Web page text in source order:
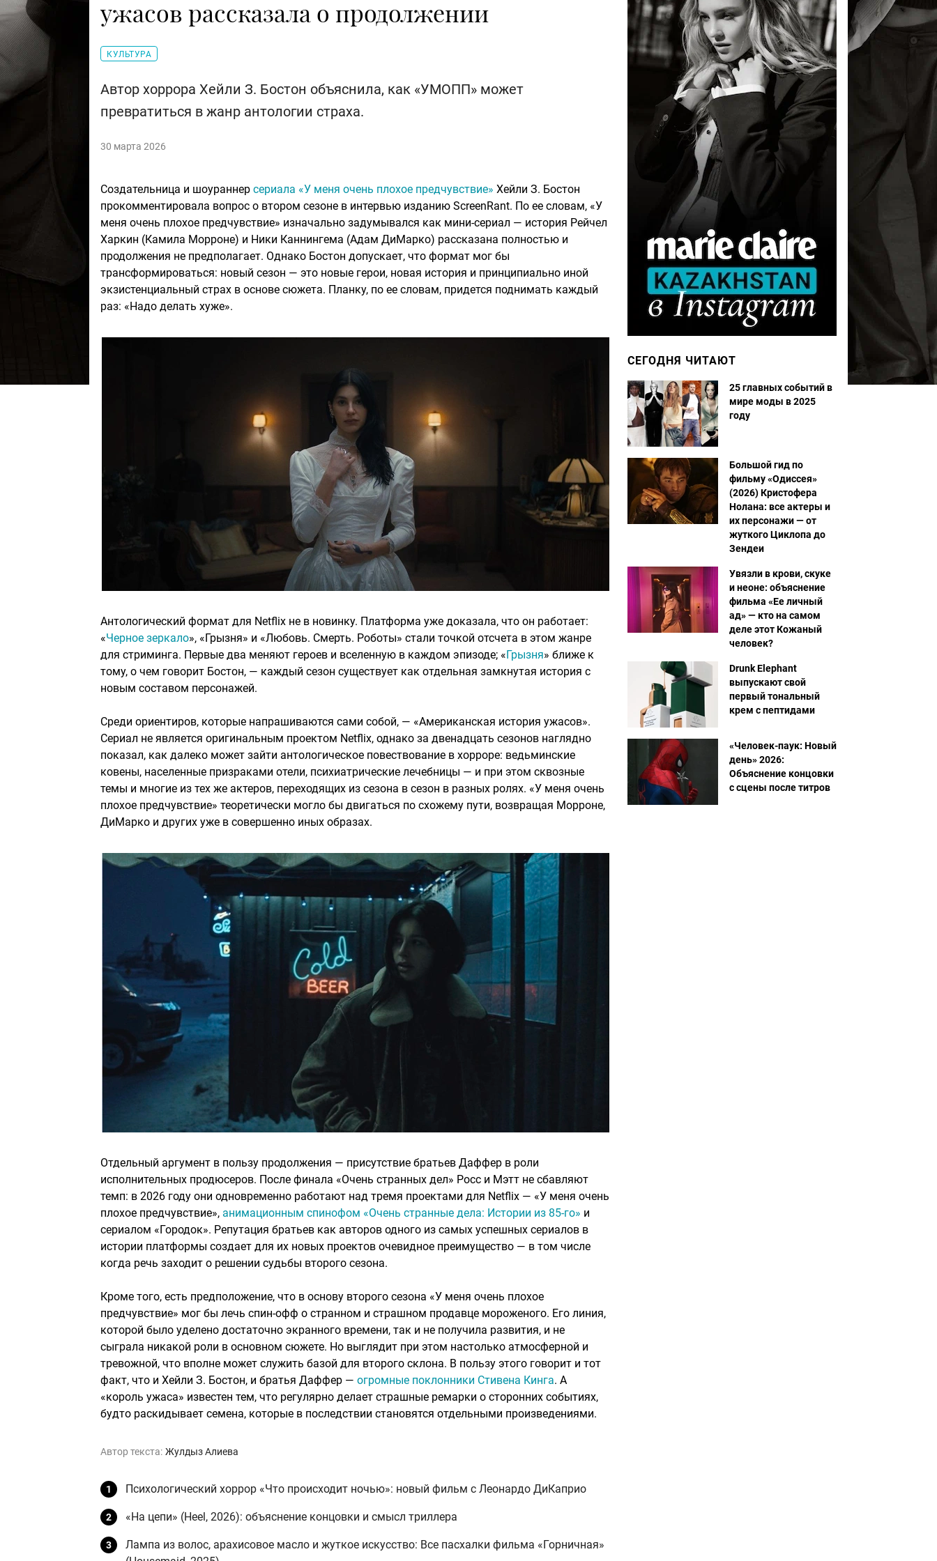
ужасов рассказала о продолжении
КУЛЬТУРА
Автор хоррора Хейли З. Бостон объяснила, как «УМОПП» может
превратиться в жанр антологии страха.
30 марта 2026
Создательница и шоураннер сериала «У меня очень плохое предчувствие» Хейли З. Бостон
прокомментировала вопрос о втором сезоне в интервью изданию ScreenRant. По ее словам, «У
меня очень плохое предчувствие» изначально задумывался как мини-сериал — история Рейчел
Харкин (Камила Морроне) и Ники Каннингема (Адам ДиМарко) рассказана полностью и
продолжения не предполагает. Однако Бостон допускает, что формат мог бы
трансформироваться: новый сезон — это новые герои, новая история и принципиально иной
экзистенциальный страх в основе сюжета. Планку, по ее словам, придется поднимать каждый
раз: «Надо делать хуже».
Антологический формат для Netflix не в новинку. Платформа уже доказала, что он работает:
«Черное зеркало», «Грызня» и «Любовь. Смерть. Роботы» стали точкой отсчета в этом жанре
для стриминга. Первые два меняют героев и вселенную в каждом эпизоде; «Грызня» ближе к
тому, о чем говорит Бостон, — каждый сезон существует как отдельная замкнутая история с
новым составом персонажей.
Среди ориентиров, которые напрашиваются сами собой, — «Американская история ужасов».
Сериал не является оригинальным проектом Netflix, однако за двенадцать сезонов наглядно
показал, как далеко может зайти антологическое повествование в хорроре: ведьминские
ковены, населенные призраками отели, психиатрические лечебницы — и при этом сквозные
темы и многие из тех же актеров, переходящих из сезона в сезон в разных ролях. «У меня очень
плохое предчувствие» теоретически могло бы двигаться по схожему пути, возвращая Морроне,
ДиМарко и других уже в совершенно иных образах.
Отдельный аргумент в пользу продолжения — присутствие братьев Даффер в роли
исполнительных продюсеров. После финала «Очень странных дел» Росс и Мэтт не сбавляют
темп: в 2026 году они одновременно работают над тремя проектами для Netflix — «У меня очень
плохое предчувствие», анимационным спинофом «Очень странные дела: Истории из 85-го» и
сериалом «Городок». Репутация братьев как авторов одного из самых успешных сериалов в
истории платформы создает для их новых проектов очевидное преимущество — в том числе
когда речь заходит о решении судьбы второго сезона.​​​​​​​​​​​​​​​​
Кроме того, есть предположение, что в основу второго сезона «У меня очень плохое
предчувствие» мог бы лечь спин-офф о странном и страшном продавце мороженого. Его линия,
которой было уделено достаточно экранного времени, так и не получила развития, и не
сыграла никакой роли в основном сюжете. Но выглядит при этом настолько атмосферной и
тревожной, что вполне может служить базой для второго склона. В пользу этого говорит и тот
факт, что и Хейли З. Бостон, и братья Даффер — огромные поклонники Стивена Кинга. А
«король ужаса» известен тем, что регулярно делает страшные ремарки о сторонних событиях,
будто раскидывает семена, которые в последствии становятся отдельными произведениями.
Автор текста: Жулдыз Алиева
Психологический хоррор «Что происходит ночью»: новый фильм с Леонардо ДиКаприо
«На цепи» (Heel, 2026): объяснение концовки и смысл триллера
Лампа из волос, арахисовое масло и жуткое искусство: Все пасхалки фильма «Горничная»
СЕГОДНЯ ЧИТАЮТ
25 главных событий в
мире моды в 2025
году
Большой гид по
фильму «Одиссея»
(2026) Кристофера
Нолана: все актеры и
их персонажи — от
жуткого Циклопа до
Зендеи
Увязли в крови, скуке
и неоне: объяснение
фильма «Ее личный
ад» — кто на самом
деле этот Кожаный
человек?
Drunk Elephant
выпускают свой
первый тональный
крем с пептидами
«Человек-паук: Новый
день» 2026:
Объяснение концовки
с сцены после титров